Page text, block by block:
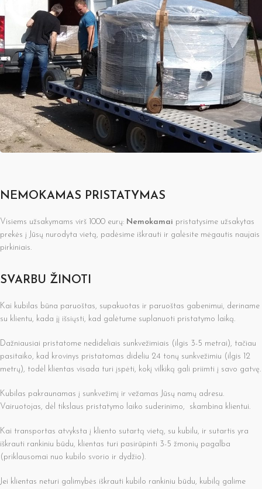
NEMOKAMAS PRISTATYMAS
Visiems užsakymams virš 1000 eurų: Nemokamai pristatysime užsakytas
prekės į Jūsų nurodyta vietą, padėsime iškrauti ir galėsite mėgautis naujais
pirkiniais.
SVARBU ŽINOTI
Kai kubilas būna paruoštas, supakuotas ir paruoštas gabenimui, deriname
su klientu, kada jį išsiųsti, kad galėtume suplanuoti pristatymo laiką.
Dažniausiai pristatome nedideliais sunkvežimiais (ilgis 3-5 metrai), tačiau
pasitaiko, kad krovinys pristatomas dideliu 24 tonų sunkvežimiu (ilgis 12
metrų), todėl klientas visada turi įspėti, kokį vilkiką gali priimti į savo gatvę.
Kubilas pakraunamas į sunkvežimį ir vežamas Jūsų namų adresu.
Vairuotojas, dėl tikslaus pristatymo laiko suderinimo, skambina klientui.
Kai transportas atvyksta į kliento sutartą vietą, su kubilu, ir sutartis yra
iškrauti rankiniu būdu, klientas turi pasirūpinti 3-5 žmonių pagalba
(priklausomai nuo kubilo svorio ir dydžio).
Jei klientas neturi galimybės iškrauti kubilo rankiniu būdu, kubilą galime